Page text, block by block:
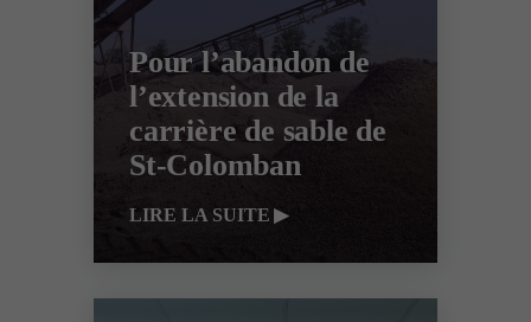
Pour l’abandon de
l’extension de la
carrière de sable de
St-Colomban
LIRE LA SUITE